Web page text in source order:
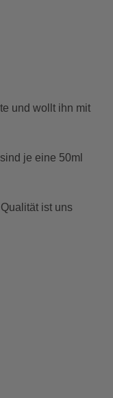
und wollt ihn mit
je eine 50ml
ist uns